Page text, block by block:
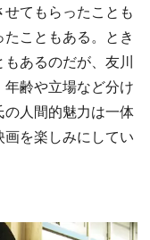
せてもらったことも
こともある。とき
あるのだが、友川
齢や立場など分け
人間的魅力は一体
を楽しみにしてい